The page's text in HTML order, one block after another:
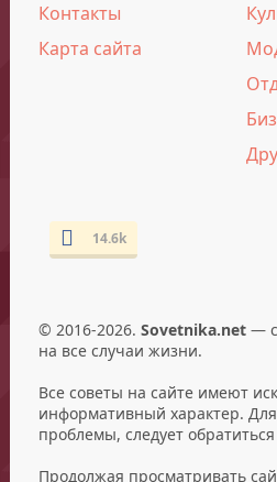
Контакты
Карта сайта
14.6k
© 2016-2026. Sovetnika.net—
на все случаи жизни.
Все советы на сайте имеют
информативный характер.
проблемы, следует
Продолжая просматривать